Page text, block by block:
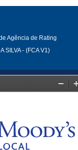
Agência de Rating
SILVA - (FCA V1)